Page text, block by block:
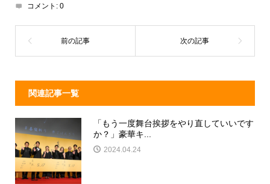
s
o
k
コメント: 0
関連記事一覧
「もう一度舞台挨拶をやり直していいです
か？」豪華キ...
2024.04.24